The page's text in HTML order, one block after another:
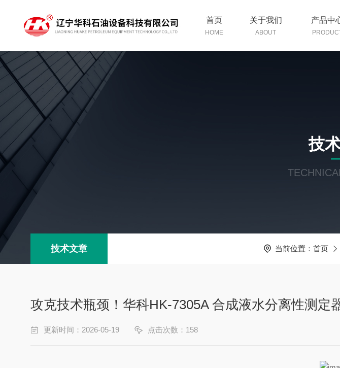
首页
HOME
关于我们
ABOUT
产品中
技
技术文章 当前位置： 首页
攻克技术瓶颈！华科HK-7305A 合成液水分离性测定
更新时间：2026-05-19 点击次数：158